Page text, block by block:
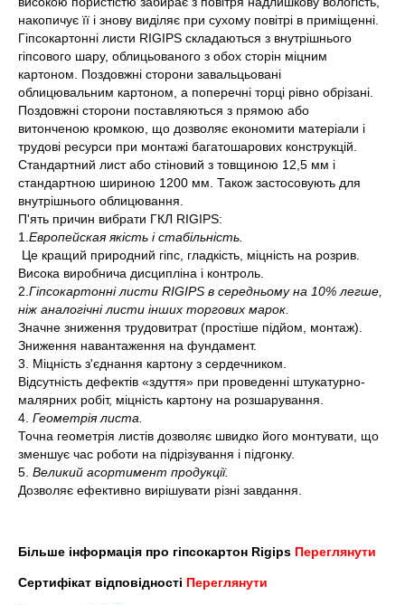
накопичує її і знову виділяє при сухому повітрі в приміщенні.
Гіпсокартонні листи RIGIPS складаються з внутрішнього
гіпсового шару, облицьованого з обох сторін міцним
картоном. Поздовжні сторони завальцьовані
облицювальним картоном, а поперечні торці рівно обрізані.
Поздовжні сторони поставляються з прямою або
витонченою кромкою, що дозволяє економити матеріали і
трудові ресурси при монтажі багатошарових конструкцій.
Стандартний лист або стіновий з товщиною 12,5 мм і
стандартною шириною 1200 мм. Також застосовують для
внутрішнього облицювання.
П'ять причин вибрати ГКЛ RIGIPS:
1.Европейская якість і стабільність.
Це кращий природний гіпс, гладкість, міцність на розрив.
Висока виробнича дисципліна і контроль.
2.Гіпсокартонні листи RIGIPS в середньому на 10% легше,
ніж аналогічні листи інших торгових марок.
Значне зниження трудовитрат (простіше підйом, монтаж).
Зниження навантаження на фундамент.
3. Міцність з'єднання картону з сердечником.
Відсутність дефектів «здуття» при проведенні штукатурно-
малярних робіт, міцність картону на розшарування.
4. Геометрія листа.
Точна геометрія листів дозволяє швидко його монтувати, що
зменшує час роботи на підрізування і підгонку.
5. Великий асортимент продукції.
Дозволяє ефективно вирішувати різні завдання.
Більше інформація про гіпсокартон Rigips Переглянути
Сертифікат відповідності Переглянути